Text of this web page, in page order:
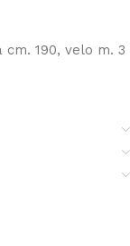
190, velo m. 3